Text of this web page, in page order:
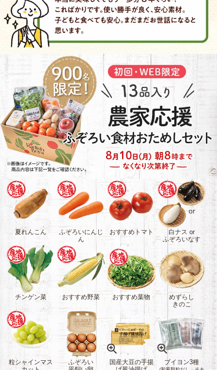
夏れんこん
ふぞろいにんじ
ん
おすすめトマト
白ナス or
ふぞろいなす
チンゲン菜 おすすめ野菜 おすすめ葉物
めずらし
きのこ
粒シャインマス
ふぞろい
国産大豆の手揚
ブイヨン3種